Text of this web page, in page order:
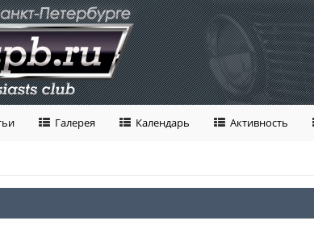
Галерея Календарь Активность